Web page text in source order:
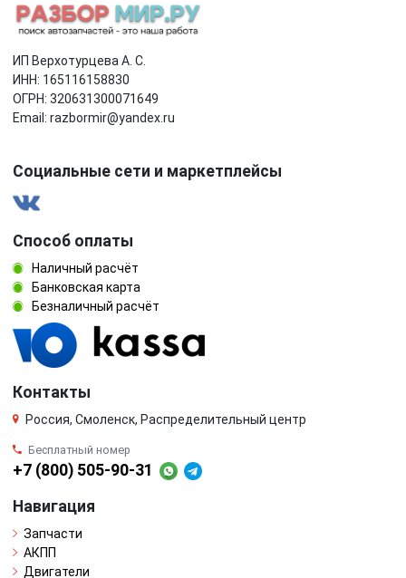
ИП Верхотурцева А. С.
ИНН: 165116158830
ОГРН: 320631300071649
Email: razbormir@yandex.ru
Социальные сети и маркетплейсы
Способ оплаты
Наличный расчёт
Банковская карта
Безналичный расчёт
Контакты
Россия, Смоленск, Распределительный центр
Бесплатный номер
+7 (800) 505-90-31
Навигация
Запчасти
АКПП
Двигатели